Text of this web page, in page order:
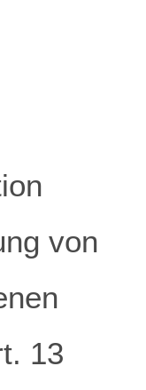
von
13